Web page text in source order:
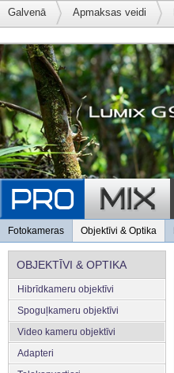
Galvenā Apmaksas veidi
Fotokameras Objektīvi & Optika
OBJEKTĪVI & OPTIKA
Hibrīdkameru objektīvi
Spoguļkameru objektīvi
Video kameru objektīvi
Adapteri